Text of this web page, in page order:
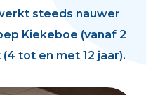
steeds nauwer
Kiekeboe (vanaf 2
(4 tot en met 12 jaar).